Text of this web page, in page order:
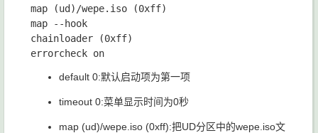
map (ud)/wepe.iso (0xff)
map --hook
chainloader (0xff)
default 0:默认启动项为第一项
timeout 0:菜单显示时间为0秒
map (ud)/wepe.iso (0xff):把UD分区中的wepe.iso文